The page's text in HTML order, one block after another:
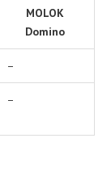
MOLOK
Domino
–
–